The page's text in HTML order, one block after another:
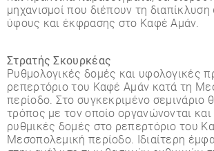
µηχανισµοί που διέπουν τη διαπίκλυση
ύφους και έκφρασης στο Καφέ Αµάν.
Στρατής Σκουρκέας
Ρυθµολογικές δοµές και υφολογικές
ρεπερτόριο του Καφέ Αµάν κατά τη
περίοδο. Στο συγκεκριµένο σεµινάριο
τρόπος µε τον οποίο οργανώνονται και
ρυθµικές δοµές στο ρεπερτόριο του
Μεσοπολεµική περίοδο. Ιδιαίτερη